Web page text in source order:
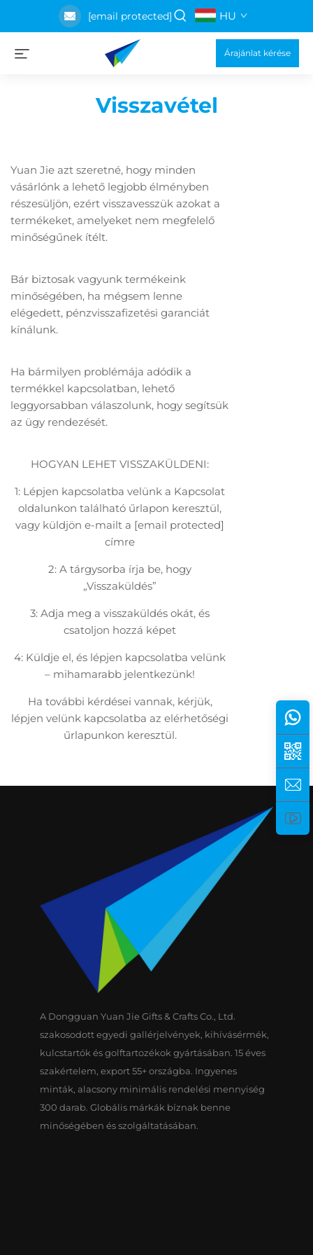
[email protected] HU
Árajánlat kérése
Visszavétel
Yuan Jie azt szeretné, hogy minden
vásárlónk a lehető legjobb élményben
részesüljön, ezért visszavesszük azokat a
termékeket, amelyeket nem megfelelő
minőségűnek ítélt.
Bár biztosak vagyunk termékeink
minőségében, ha mégsem lenne
elégedett, pénzvisszafizetési garanciát
kínálunk.
Ha bármilyen problémája adódik a
termékkel kapcsolatban, lehető
leggyorsabban válaszolunk, hogy segítsük
az ügy rendezését.
HOGYAN LEHET VISSZAKÜLDENI:
1: Lépjen kapcsolatba velünk a Kapcsolat
oldalunkon található űrlapon keresztül,
vagy küldjön e-mailt a [email protected]
címre
2: A tárgysorba írja be, hogy
„Visszaküldés”
3: Adja meg a visszaküldés okát, és
csatoljon hozzá képet
4: Küldje el, és lépjen kapcsolatba velünk
– mihamarabb jelentkezünk!
Ha további kérdései vannak, kérjük,
lépjen velünk kapcsolatba az elérhetőségi
űrlapunkon keresztül.
A Dongguan Yuan Jie Gifts & Crafts Co., Ltd.
szakosodott egyedi gallérjelvények, kihívásérmék,
kulcstartók és golftartozékok gyártásában. 15 éves
szakértelem, export 55+ országba. Ingyenes
minták, alacsony minimális rendelési mennyiség
300 darab. Globális márkák bíznak benne
minőségében és szolgáltatásában.